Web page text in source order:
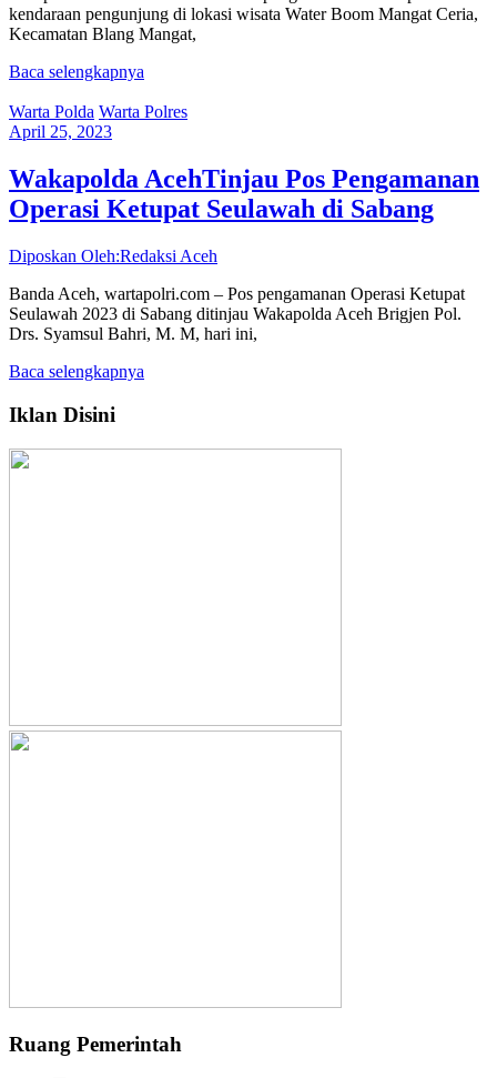
kendaraan pengunjung di lokasi wisata Water Boom Mangat Ceria,
Kecamatan Blang Mangat,
Baca selengkapnya
Warta Polda Warta Polres
April 25, 2023
Wakapolda AcehTinjau Pos Pengamanan
Operasi Ketupat Seulawah di Sabang
Diposkan Oleh:Redaksi Aceh
Banda Aceh, wartapolri.com – Pos pengamanan Operasi Ketupat
Seulawah 2023 di Sabang ditinjau Wakapolda Aceh Brigjen Pol.
Drs. Syamsul Bahri, M. M, hari ini,
Baca selengkapnya
Iklan Disini
Ruang Pemerintah